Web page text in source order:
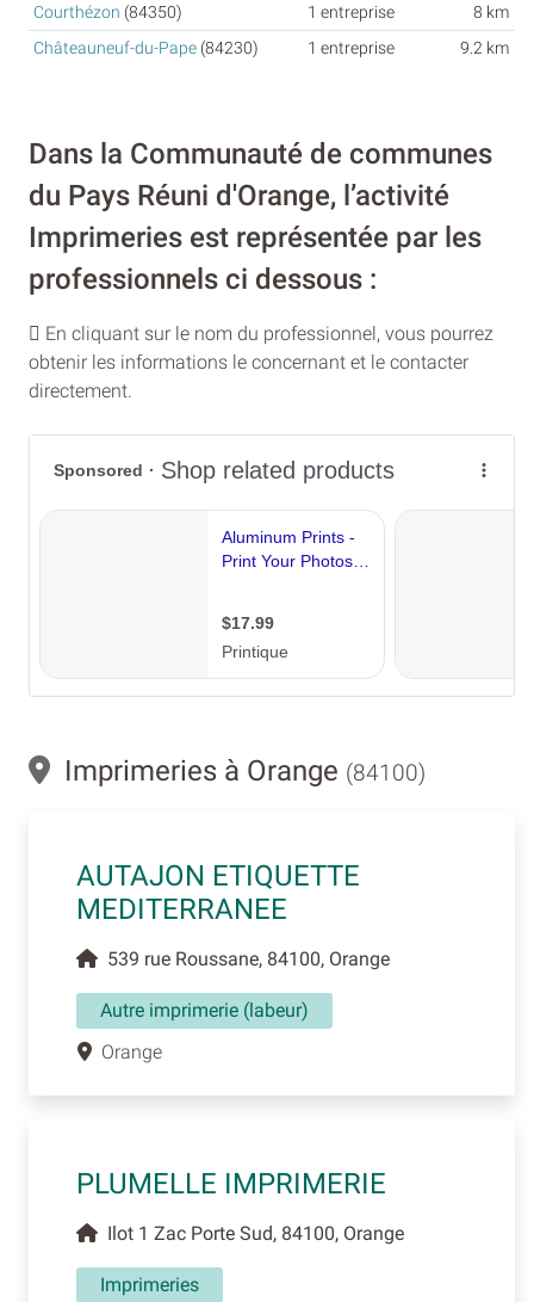
Courthézon (84350) 1 entreprise
8 km
Châteauneuf-du-Pape (84230) 1 entreprise 9.2 km
Dans la Communauté de communes
du Pays Réuni d'Orange, l’activité
Imprimeries est représentée par les
professionnels ci dessous :
En cliquant sur le nom du professionnel, vous pourrez
obtenir les informations le concernant et le contacter
directement.
Imprimeries à Orange (84100)
AUTAJON ETIQUETTE
MEDITERRANEE
539 rue Roussane, 84100, Orange
Autre imprimerie (labeur)
Orange
PLUMELLE IMPRIMERIE
Ilot 1 Zac Porte Sud, 84100, Orange
Imprimeries